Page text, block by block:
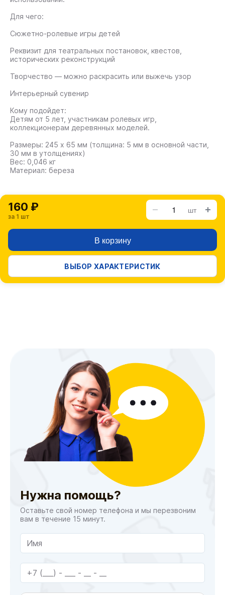
Для чего:
Сюжетно-ролевые игры детей
Реквизит для театральных постановок, квестов,
исторических реконструкций
Творчество — можно раскрасить или выжечь узор
Интерьерный сувенир
Кому подойдет:
Детям от 5 лет, участникам ролевых игр,
коллекционерам деревянных моделей.
Размеры: 245 x 65 мм (толщина: 5 мм в основной части,
30 мм в утолщениях)
Вес: 0,046 кг
Материал: береза
160 ₽
за 1 шт
шт
В корзину
ВЫБОР ХАРАКТЕРИСТИК
Нужна помощь?
Оставьте свой номер телефона и мы перезвоним
вам в течение 15 минут.